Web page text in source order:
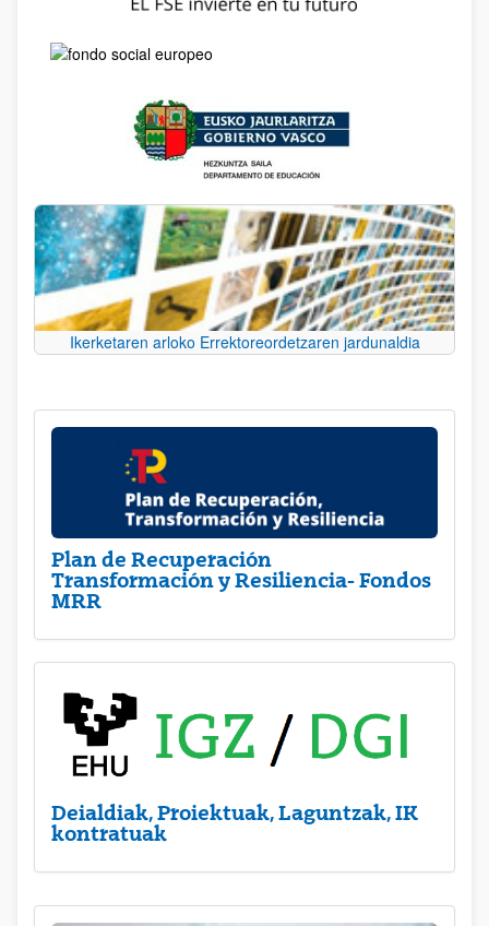
Ikerketaren arloko Errektoreordetzaren jardunaldia
Plan de Recuperación
Transformación y Resiliencia- Fondos
MRR
Deialdiak, Proiektuak, Laguntzak, IK
kontratuak